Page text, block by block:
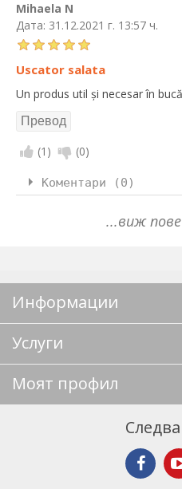
Mihaela N
Дата: 31.12.2021 г. 13:57 ч.
Uscator salata
Un produs util și necesar în
(1 ) (0)
Коментари (0)
...виж
Информации
Услуги
Моят профил